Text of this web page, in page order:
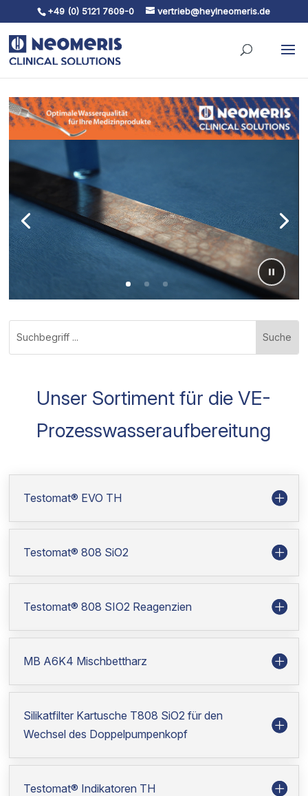
Skip To Content
+49 (0) 5121 7609-0 vertrieb@heylneomeris.de
nach:
Unser Sortiment für die VE-
Prozesswasseraufbereitung
Testomat® EVO TH
Testomat® 808 SiO2
Testomat® 808 SIO2 Reagenzien
MB A6K4 Mischbettharz
Silikatfilter Kartusche T808 SiO2 für den
Wechsel des Doppelpumpenkopf
Testomat® Indikatoren TH